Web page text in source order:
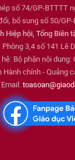
số 74/GP-BTTTT
bổ sung số 50/
Hiệp hội, Tổng Biên
3,4 số 141 Lê
hệ: Bộ phận nội dung:
Hành chính - Quảng
Email: